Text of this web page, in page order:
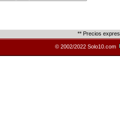
** Precios
© 2002/2022 Solo10.com